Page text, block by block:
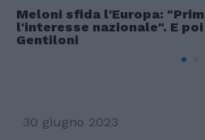
Meloni sfida l'Europa:
l'interesse nazionale". E
Gentiloni
30 giugno 2023